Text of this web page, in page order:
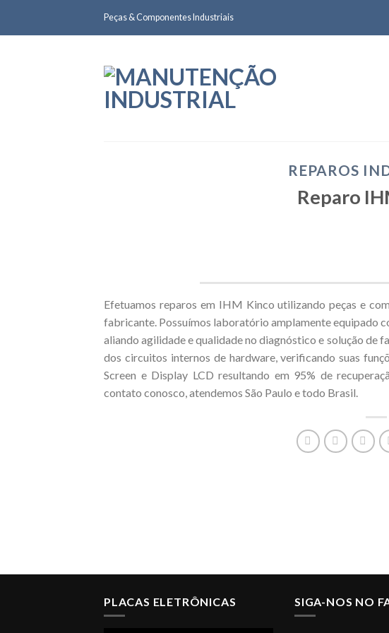
Peças & Componentes Industriais
REPAROS
Reparo
Efetuamos reparos em IHM Kinco utilizando peças e
fabricante. Possuímos laboratório amplamente equipado
aliando agilidade e qualidade no diagnóstico e solução de
dos circuitos internos de hardware, verificando suas
Screen e Display LCD resultando em 95% de
contato conosco, atendemos São Paulo e todo Brasil.
PLACAS ELETRÔNICAS SIGA-NOS NO